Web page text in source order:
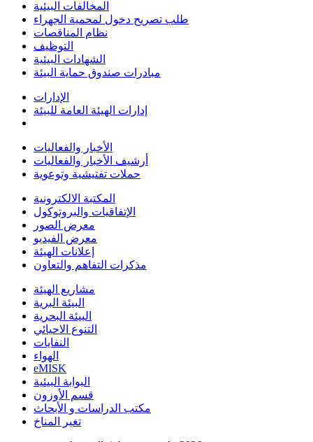
المخالفات البيئية
طلب تصريح دخول لمحمية الجهراء
نظام المناقصات
التوظيف
الشهادات البيئية
مبادرات صندوق حماية البيئة
الإدارات
إدارات الهيئة العامة للبيئة
الأخبار والفعاليات
أرشيف الأخبار والفعاليات
حملات تفتيشية وتوعوية
المكتبة الالكترونية
الإتفاقيات والبروتوكول
معرض الصور
معرض الفيديو
إعلانات الهيئة
مذكرات التفاهم والتعاون
مشاريع الهيئة
البيئة البرية
البيئة البحرية
التنوع الاحيائي
النفايات
الهواء
eMISK
البوابة البيئية
قسم الأوزون
مكتب الدراسات و الأبحاث
تغير المناخ